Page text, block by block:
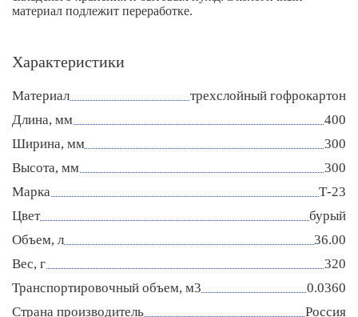
материал подлежит переработке.
Характеристики
Материал
трехслойный гофрокартон
Длина, мм
400
Ширина, мм
300
Высота, мм
300
Марка
Т-23
Цвет
бурый
Объем, л
36.00
Вес, г
320
Транспортировочный объем, м3
0.0360
Страна производитель
Россия